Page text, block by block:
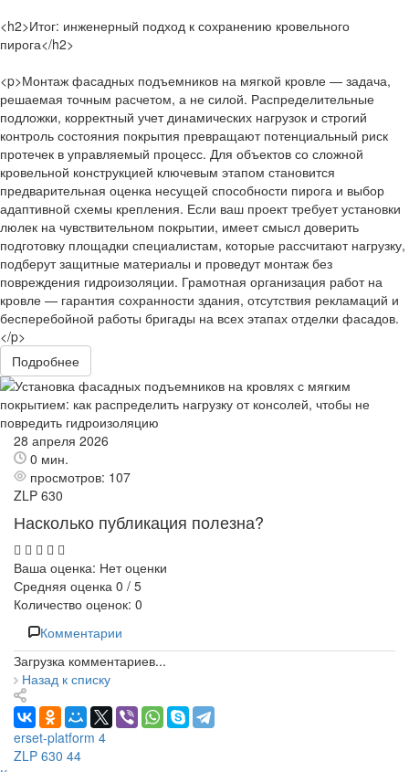
<h2>Итог: инженерный подход к сохранению кровельного
пирога</h2>
<p>Монтаж фасадных подъемников на мягкой кровле — задача,
решаемая точным расчетом, а не силой. Распределительные
подложки, корректный учет динамических нагрузок и строгий
контроль состояния покрытия превращают потенциальный риск
протечек в управляемый процесс. Для объектов со сложной
кровельной конструкцией ключевым этапом становится
предварительная оценка несущей способности пирога и выбор
адаптивной схемы крепления. Если ваш проект требует установки
люлек на чувствительном покрытии, имеет смысл доверить
подготовку площадки специалистам, которые рассчитают нагрузку,
подберут защитные материалы и проведут монтаж без
повреждения гидроизоляции. Грамотная организация работ на
кровле — гарантия сохранности здания, отсутствия рекламаций и
бесперебойной работы бригады на всех этапах отделки фасадов.
</p>
Подробнее
28 апреля 2026
0 мин.
просмотров: 107
ZLP 630
Насколько публикация полезна?
Ваша оценка: Нет оценки
Средняя оценка 0 / 5
Количество оценок: 0
Комментарии
Загрузка комментариев...
Назад к списку
erset-platform 4
ZLP 630 44